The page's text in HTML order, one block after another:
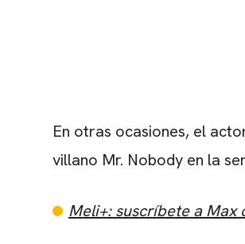
En otras ocasiones, el
villano Mr. Nobody en la
Meli+: suscríbete a Max